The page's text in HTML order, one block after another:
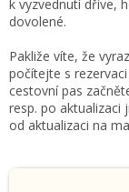
k vyzvednutí dříve,
dovolené.
Pakliže víte, že
počítejte s
cestovní pas
resp. po aktualizaci
od aktualizaci na